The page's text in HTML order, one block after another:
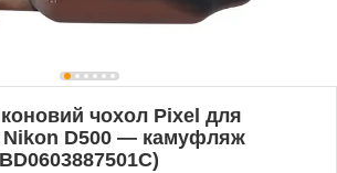
чохол Pixel для
Nikon D500 — камуфляж